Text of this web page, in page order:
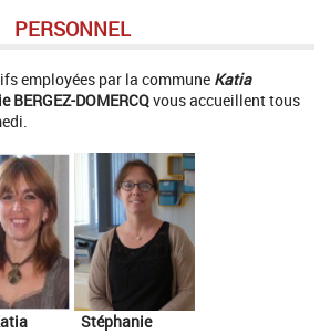
PERSONNEL
employées par la commune Katia
BERGEZ-DOMERCQvous accueillent tous
Stéphanie